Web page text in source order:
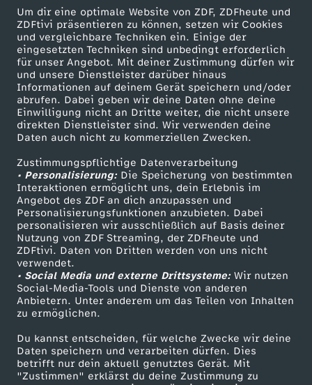
Um dir eine optimale Website von ZDF, ZDFheute und
ZDFtivi präsentieren zu können, setzen wir Cookies
und vergleichbare Techniken ein. Einige der
eingesetzten Techniken sind unbedingt erforderlich
für unser Angebot. Mit deiner Zustimmung dürfen wir
und unsere Dienstleister darüber hinaus
Informationen auf deinem Gerät speichern und/oder
abrufen. Dabei geben wir deine Daten ohne deine
Einwilligung nicht an Dritte weiter, die nicht unsere
direkten Dienstleister sind. Wir verwenden deine
Daten auch nicht zu kommerziellen Zwecken.
Zustimmungspflichtige Datenverarbeitung
• Personalisierung:Die Speicherung von bestimmten
Interaktionen ermöglicht uns, dein Erlebnis im
Angebot des ZDF an dich anzupassen und
Personalisierungsfunktionen anzubieten. Dabei
personalisieren wir ausschließlich auf Basis deiner
Nutzung von ZDF Streaming, der ZDFheute und
ZDFtivi. Daten von Dritten werden von uns nicht
verwendet.
• Social Media und externe Drittsysteme:Wir nutzen
Social-Media-Tools und Dienste von anderen
Anbietern. Unter anderem um das Teilen von Inhalten
zu ermöglichen.
Du kannst entscheiden, für welche Zwecke wir deine
Daten speichern und verarbeiten dürfen. Dies
betrifft nur dein aktuell genutztes Gerät. Mit
"Zustimmen" erklärst du deine Zustimmung zu
p
p
i
a
Mehr ZDF
ZDF-Apps
Smart TV
ZDFtext
Livestreams
Sendungen A-Z
TV-Programm
Service
ZDFmitreden
Kontakt zum ZDF
Tickets
Zuschauerservice
Hilfe
ZDF Unternehmen
Karriere
ZDF goes Schule
Werbefernsehen